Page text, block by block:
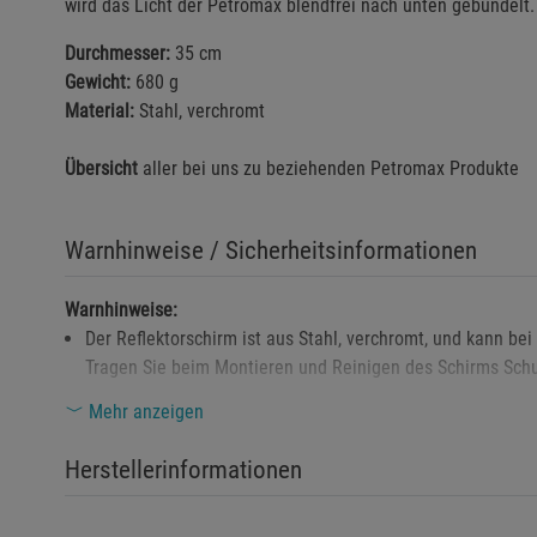
wird das Licht der Petromax blendfrei nach unten gebündelt.
Durchmesser: 35 cm
Gewicht: 680 g
Material: Stahl, verchromt
Übersicht aller bei uns zu beziehenden Petromax Produkte
Warnhinweise / Sicherheitsinformationen
Warnhinweise:
Der Reflektorschirm ist aus Stahl, verchromt, und kann
Tragen Sie beim Montieren und Reinigen des Schirms
Die Oberfläche ist verchromt und kann bei direkter
Zur Vermeidung von Blendung und einer gleichmäßigen
Mehr anzeigen
Herstellerinformationen